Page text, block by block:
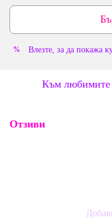
% Влезте , за да покажа
Към любимите
Отзиви